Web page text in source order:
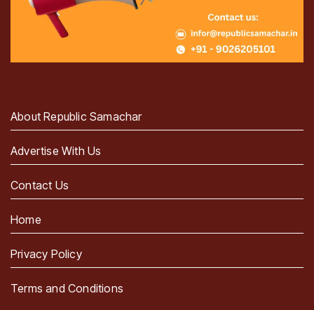
About Republic Samachar
Advertise With Us
Contact Us
Home
Privacy Policy
Terms and Conditions